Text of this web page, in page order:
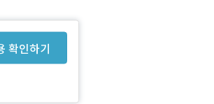
확인하기